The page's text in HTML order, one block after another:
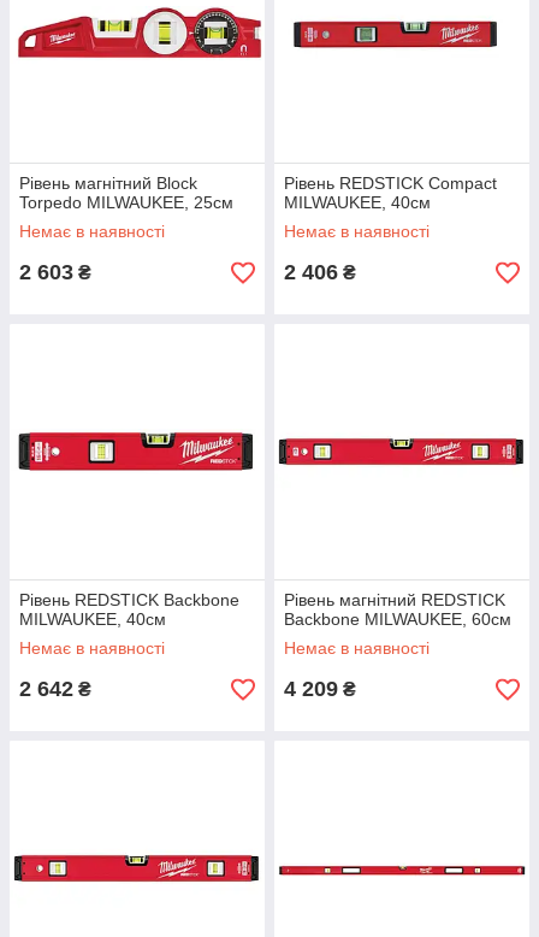
Рівень магнітний Block
Torpedo MILWAUKEE, 25см
Немає в наявності
2 603 ₴
Рівень REDSTICK Compact
MILWAUKEE, 40см
Немає в наявності
2 406 ₴
Рівень REDSTICK Backbone
MILWAUKEE, 40см
Немає в наявності
2 642 ₴
Рівень магнітний REDSTICK
Backbone MILWAUKEE, 60см
Немає в наявності
4 209 ₴